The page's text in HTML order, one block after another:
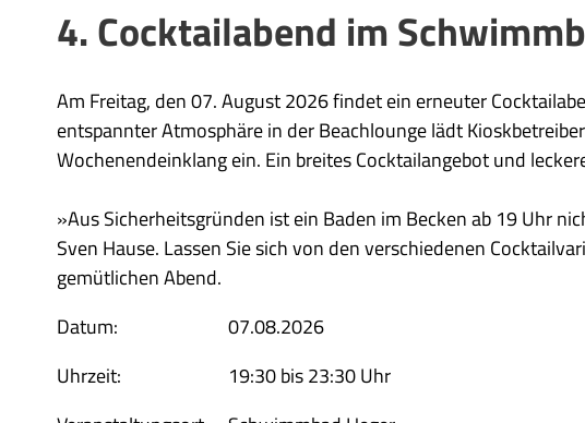
4. Cocktailabend im
Am Freitag, den 07. August 2026 findet ein erneuter
entspannter Atmosphäre in der Beachlounge lädt
Wochenendeinklang ein. Ein breites Cocktailangebot und
»Aus Sicherheitsgründen ist ein Baden im Becken ab 19 Uhr
Sven Hause. Lassen Sie sich von den verschiedenen
gemütlichen Abend.
Datum:
07.08.2026
Uhrzeit:
19:30 bis 23:30 Uhr